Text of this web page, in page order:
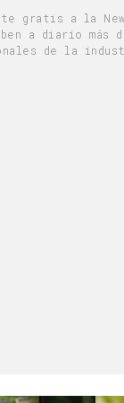
gratis a la
a diario más
de la